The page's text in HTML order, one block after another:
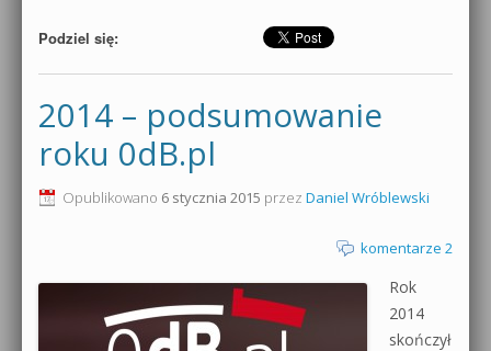
Podziel się:
2014 – podsumowanie
roku 0dB.pl
Opublikowano 6 stycznia 2015 przez Daniel Wróblewski
komentarze 2
Rok
2014
skończył